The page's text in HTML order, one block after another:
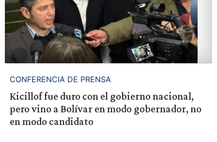
CONFERENCIA DE PRENSA
Kicillof fue duro con el gobierno nacional,
pero vino a Bolívar en modo gobernador, no
en modo candidato